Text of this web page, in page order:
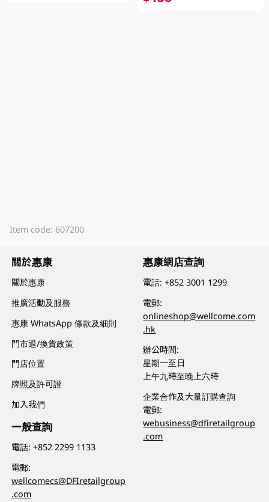
Item code: 607200
關於惠康
關於惠康
推廣活動及服務
惠康 WhatsApp 條款及細則
門市退/換貨政策
門店位置
牌照及許可證
加入我們
一般查詢
電話:+852 2299 1133
電郵:
wellcomecs@DFIretailgroup
.com
惠康網店查詢
電話:+852 3001 1299
電郵:
onlineshop@wellcome.com
.hk
辦公時間:
星期一至日
上午九時至晚上六時
企業合作及大量訂購查詢
電郵:
webusiness@dfiretailgroup
.com